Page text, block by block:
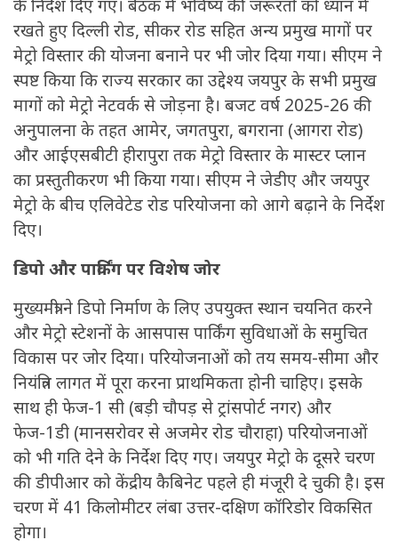
के निर्देश दिए गए। बैठक में भविष्य की जरूरतों को ध्यान में
रखते हुए दिल्ली रोड, सीकर रोड सहित अन्य प्रमुख मागों पर
मेट्रो विस्तार की योजना बनाने पर भी जोर दिया गया। सीएम ने
स्पष्ट किया कि राज्य सरकार का उद्देश्य जयपुर के सभी प्रमुख
मागों को मेट्रो नेटवर्क से जोड़ना है। बजट वर्ष 2025-26 की
अनुपालना के तहत आमेर, जगतपुरा, बगराना (आगरा रोड)
और आईएसबीटी हीरापुरा तक मेट्रो विस्तार के मास्टर प्लान
का प्रस्तुतीकरण भी किया गया। सीएम ने जेडीए और जयपुर
मेट्रो के बीच एलिवेटेड रोड परियोजना को आगे बढ़ाने के निर्देश
दिए।
डिपो और पार्किंग पर विशेष जोर
मुख्यमंत्री ने डिपो निर्माण के लिए उपयुक्त स्थान चयनित करने
और मेट्रो स्टेशनों के आसपास पार्किंग सुविधाओं के समुचित
विकास पर जोर दिया। परियोजनाओं को तय समय-सीमा और
नियंत्रित लागत में पूरा करना प्राथमिकता होनी चाहिए। इसके
साथ ही फेज-1 सी (बड़ी चौपड़ से ट्रांसपोर्ट नगर) और
फेज-1डी (मानसरोवर से अजमेर रोड चौराहा) परियोजनाओं
को भी गति देने के निर्देश दिए गए। जयपुर मेट्रो के दूसरे चरण
की डीपीआर को केंद्रीय कैबिनेट पहले ही मंजूरी दे चुकी है। इस
चरण में 41 किलोमीटर लंबा उत्तर-दक्षिण कॉरिडोर विकसित
होगा।